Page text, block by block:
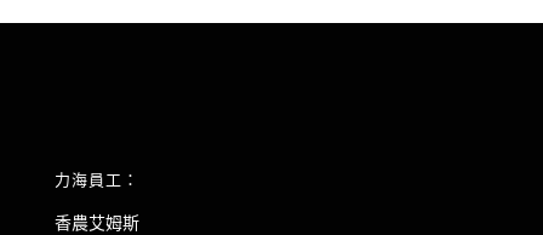
力海員工：
香農艾姆斯